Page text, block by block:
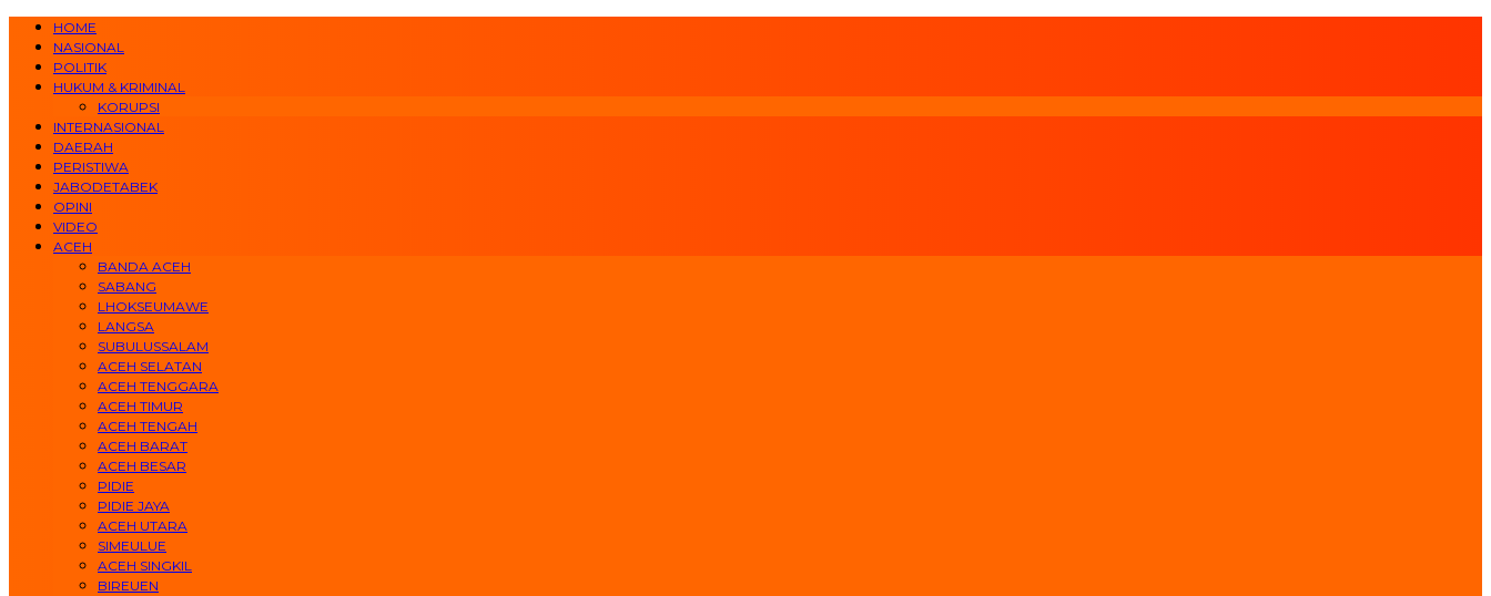
HOME
NASIONAL
POLITIK
HUKUM & KRIMINAL
KORUPSI
INTERNASIONAL
DAERAH
PERISTIWA
JABODETABEK
OPINI
VIDEO
ACEH
BANDA ACEH
SABANG
LHOKSEUMAWE
LANGSA
SUBULUSSALAM
ACEH SELATAN
ACEH TENGGARA
ACEH TIMUR
ACEH TENGAH
ACEH BARAT
ACEH BESAR
PIDIE
PIDIE JAYA
ACEH UTARA
SIMEULUE
ACEH SINGKIL
BIREUEN